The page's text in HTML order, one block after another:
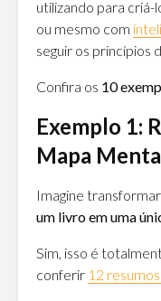
utilizando para criá-
ou mesmo com
seguir os princípios
Confira os 10
Exemplo 1:
Mapa
Imagine transformar
um livro em uma
Sim, isso é
conferir 12